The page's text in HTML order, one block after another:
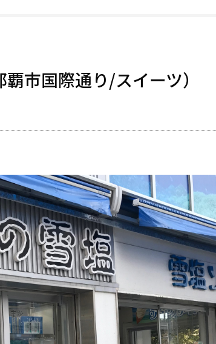
市国際通り/スイーツ）